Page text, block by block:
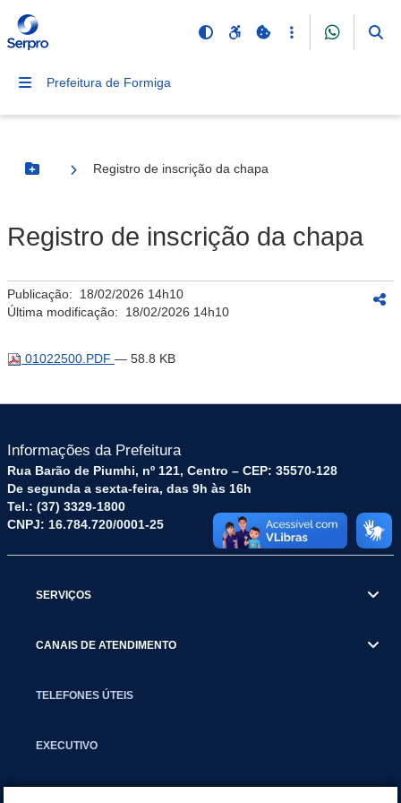
Prefeitura de Formiga
Botão Menu
Registro de inscrição da chapa
Registro de inscrição da chapa
Publicação: 18/02/2026 14h10
Última modificação: 18/02/2026 14h10
01022500.PDF — 58.8 KB
Informações da Prefeitura
Rua Barão de Piumhi, nº 121, Centro – CEP: 35570-128
De segunda a sexta-feira, das 9h às 16h
Tel.: (37) 3329-1800
CNPJ: 16.784.720/0001-25
SERVIÇOS
CANAIS DE ATENDIMENTO
TELEFONES ÚTEIS
EXECUTIVO